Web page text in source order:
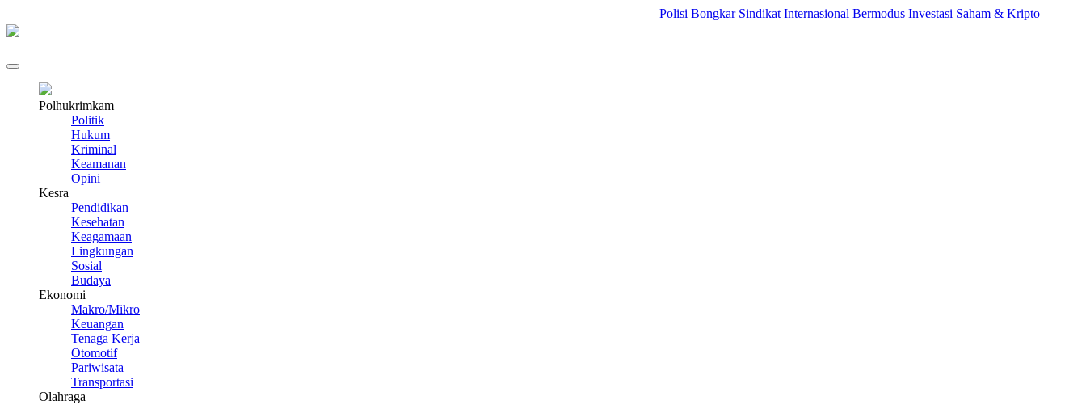
Polisi Bongkar Sindikat Internasional Bermodus Investasi Saham & Kripto
Polhukrimkam
Politik
Hukum
Kriminal
Keamanan
Opini
Kesra
Pendidikan
Kesehatan
Keagamaan
Lingkungan
Sosial
Budaya
Ekonomi
Makro/Mikro
Keuangan
Tenaga Kerja
Otomotif
Pariwisata
Transportasi
Olahraga